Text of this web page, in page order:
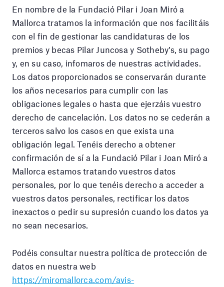
En nombre de la Fundació Pilar i Joan Miró a
Mallorca tratamos la información que nos facilitáis
con el fin de gestionar las candidaturas de los
premios y becas Pilar Juncosa y Sotheby’s, su pago
y, en su caso, infomaros de nuestras actividades.
Los datos proporcionados se conservarán durante
los años necesarios para cumplir con las
obligaciones legales o hasta que ejerzáis vuestro
derecho de cancelación. Los datos no se cederán a
terceros salvo los casos en que exista una
obligación legal. Tenéis derecho a obtener
confirmación de sí a la Fundació Pilar i Joan Miró a
Mallorca estamos tratando vuestros datos
personales, por lo que tenéis derecho a acceder a
vuestros datos personales, rectificar los datos
inexactos o pedir su supresión cuando los datos ya
no sean necesarios.
Podéis consultar nuestra política de protección de
datos en nuestra web
https://miromallorca.com/avis-